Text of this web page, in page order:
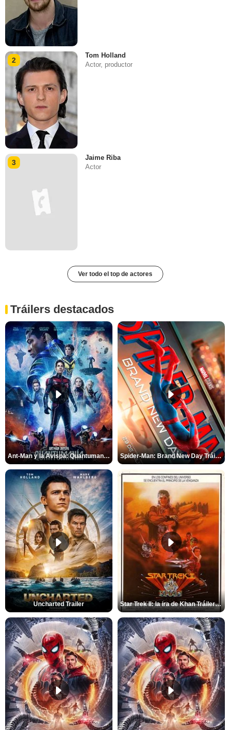
2
Tom Holland
Actor, productor
3
Jaime Riba
Actor
Ver todo el top de actores
Tráilers destacados
Ant-Man y la Avispa: Quantumanía Tráiler (2) Spider-Man: Brand New Day Tráiler (3)
Uncharted Trailer Star Trek II: la ira de Khan Tráiler VO